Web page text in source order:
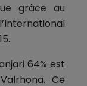
grâce au
64% est
Ce